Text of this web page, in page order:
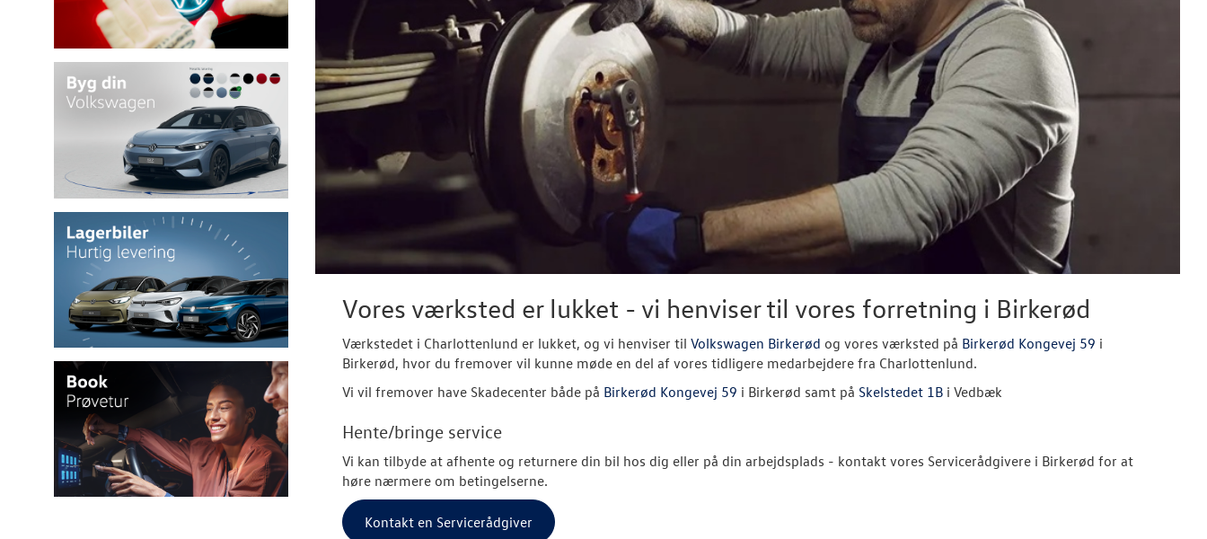
Vores værksted er lukket - vi henviser til vores forretning i Birkerød
Værkstedet i Charlottenlund er lukket, og vi henviser til Volkswagen Birkerød og vores værksted på Birkerød Kongevej 59 i
Birkerød, hvor du fremover vil kunne møde en del af vores tidligere medarbejdere fra Charlottenlund.
Vi vil fremover have Skadecenter både på Birkerød Kongevej 59 i Birkerød samt på Skelstedet 1B i Vedbæk
Hente/bringe service
Vi kan tilbyde at afhente og returnere din bil hos dig eller på din arbejdsplads - kontakt vores Servicerådgivere i Birkerød for at
høre nærmere om betingelserne.
Kontakt en Servicerådgiver